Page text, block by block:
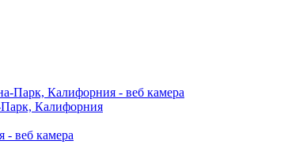
Парк, Калифорния